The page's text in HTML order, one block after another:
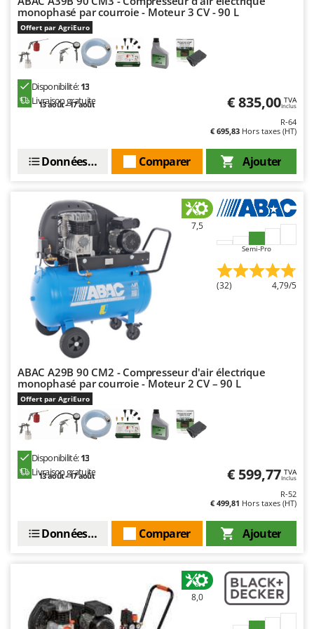
monophasé par courroie - Moteur 3 CV - 90 L
Offert par AgriEuro
Disponibilité:13
Livraison gratuite
13 août - 17 août € 835,00 TVA
Inclus
R-64
€ 695,83 Hors taxes (HT)
Ajouter
Comparer
Données techniques
7,5
Semi-Pro
(32) 4,79/5
ABAC A29B 90 CM2 - Compresseur d'air électrique
monophasé par courroie - Moteur 2 CV – 90 L
Offert par AgriEuro
Disponibilité:13
Livraison gratuite
13 août - 17 août € 599,77 TVA
Inclus
R-52
€ 499,81 Hors taxes (HT)
Ajouter
Comparer
Données techniques
8,0